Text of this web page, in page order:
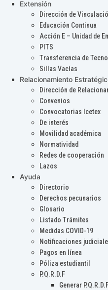
Extensión
Dirección de
Educación Continua
Acción E – Unidad de
PITS
Transferencia de
Sillas Vacías
Relacionamiento
Dirección de
Convenios
Convocatorias Icetex
De interés
Movilidad académica
Normatividad
Redes de cooperación
Lazos
Ayuda
Directorio
Derechos pecunarios
Glosario
Listado Trámites
Medidas COVID-19
Notificaciones
Pagos en línea
Póliza estudiantil
P.Q.R.D.F
Generar